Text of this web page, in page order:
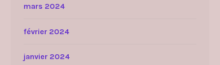
mars 2024
février 2024
janvier 2024